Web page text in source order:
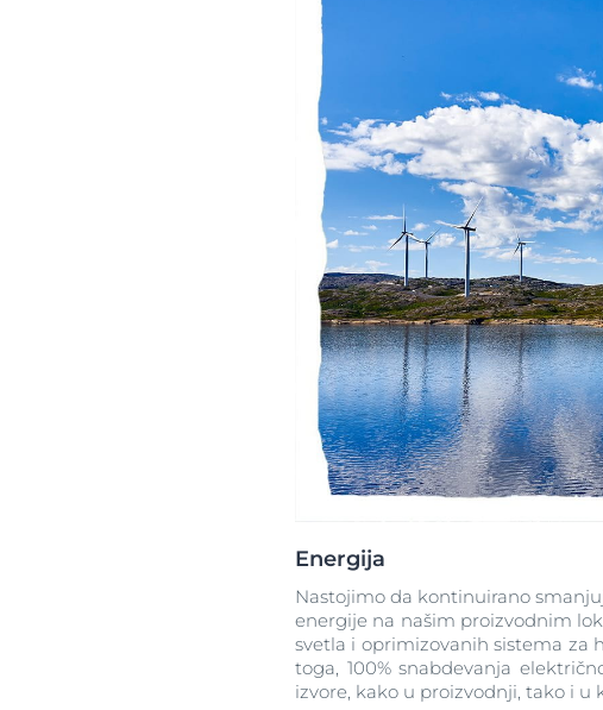
Energija
Nastojimo da kontinuirano
energije na našim proizvodnim
svetla i oprimizovanih sistema za
toga, 100% snabdevanja
izvore, kako u proizvodnji, tako i u